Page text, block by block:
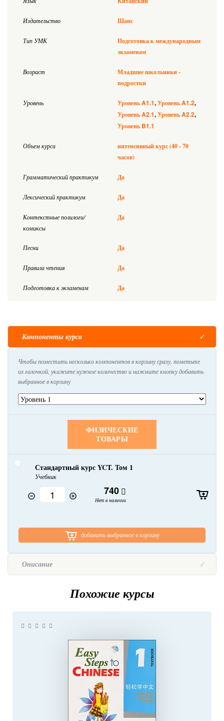
Издательство Шанс
Тип УМК
Подготовка к международным
экзаменам
Возраст
Младшие школьники -
подростки
Уровень УровеньA1.1 УровеньA1.2
УровеньA2.1 УровеньA2.2
Уровень B1.1
Объем курса
интенсивный курс (40 - 70
часов)
Грамматический практикум Да
Лексический практикум Да
Контекстные полилоги/
комиксы
Да
Песни Да
Правила чтения Да
Подготовка к экзаменам Да
Компоненты курса
Чтобы поместить несколько компонентов в корзину сразу, пометьте
их галочкой, укажите нужное количество и нажмите кнопку добавить
выбранное в корзину
ФИЗИЧЕСКИЕ
ТОВАРЫ
Стандартный курс YCT. Том 1
Учебник
740
Нет в наличии
добавить выбранное в корзину
Описание
Похожие курсы